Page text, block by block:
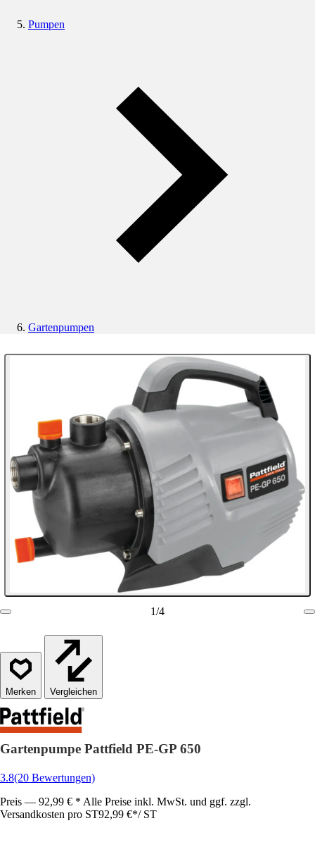
Pumpen
Gartenpumpen
1/4
Vergleichen
Gartenpumpe Pattfield PE-GP 650
3.8(20 Bewertungen)
Preis — 92,99 € * Alle Preise inkl. MwSt. und ggf. zzgl.
Versandkosten pro ST92,99 €*/ ST